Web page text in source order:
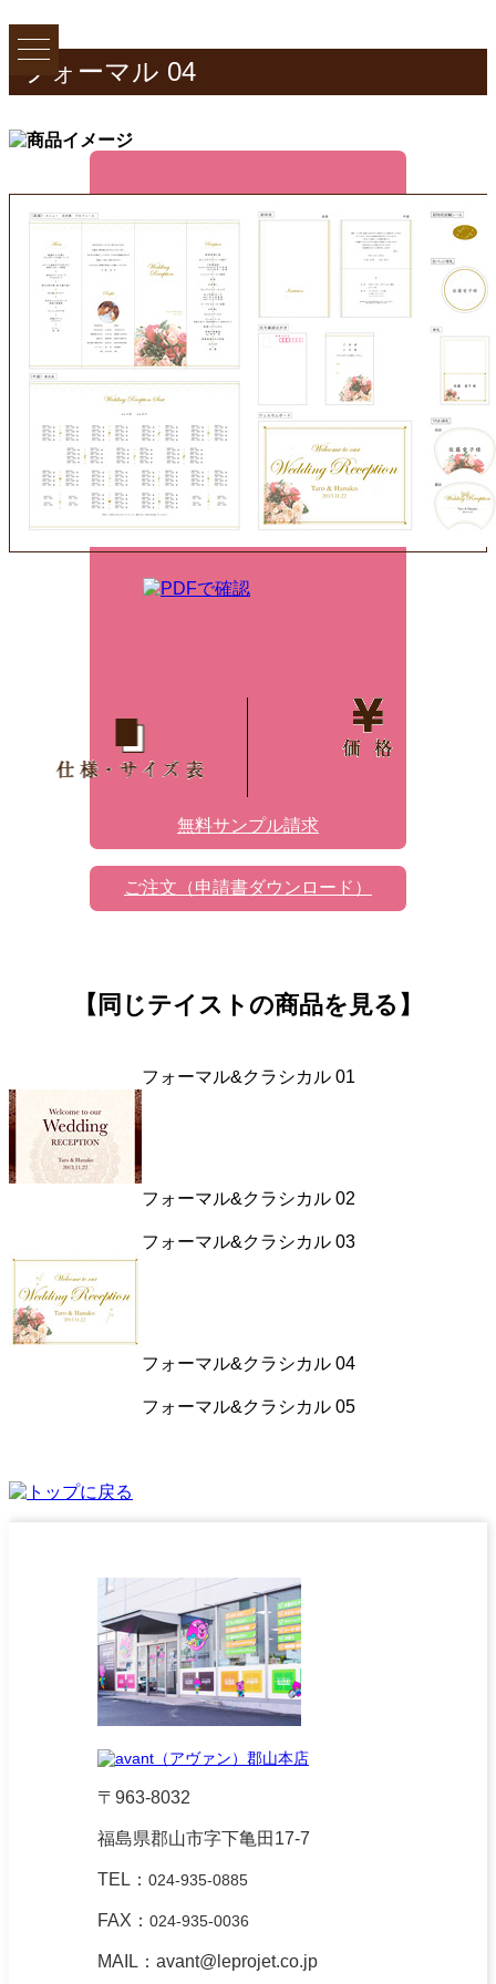
フォーマル 04
無料サンプル請求
ご注文（申請書ダウンロード）
【同じテイストの商品を見る】
フォーマル&クラシカル 01
フォーマル&クラシカル 02
フォーマル&クラシカル 03
フォーマル&クラシカル 04
フォーマル&クラシカル 05
〒963-8032
福島県郡山市字下亀田17-7
TEL： 024-935-0885
FAX： 024-935-0036
MAIL：avant@leprojet.co.jp